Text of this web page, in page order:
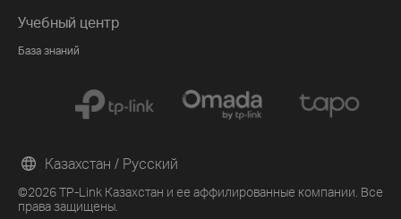
Учебный центр
База знаний
©2026 TP-Link Казахстан и ее аффилированные компании. Все
права защищены.
Казахстан / Русский